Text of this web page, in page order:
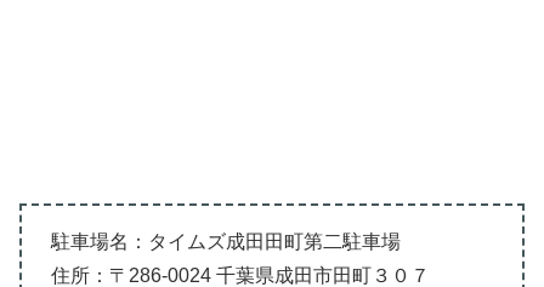
駐車場名：タイムズ成田田町第二駐車場
住所：〒286-0024 千葉県成田市田町３０７